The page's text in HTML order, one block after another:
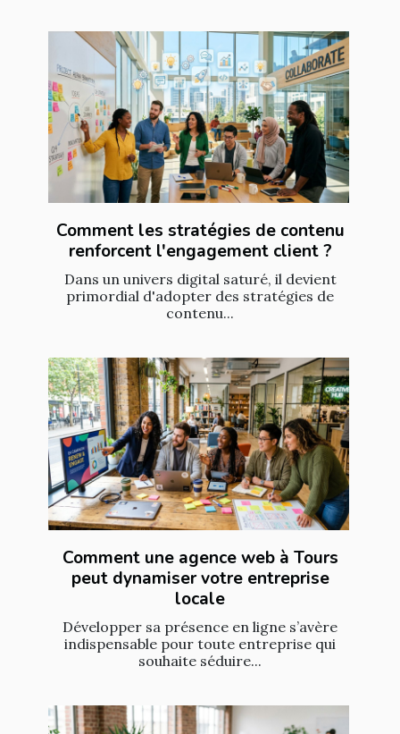
Comment les stratégies de contenu
renforcent l'engagement client ?
Dans un univers digital saturé, il devient
primordial d'adopter des stratégies de
contenu...
Comment une agence web à Tours
peut dynamiser votre entreprise
locale
Développer sa présence en ligne s’avère
indispensable pour toute entreprise qui
souhaite séduire...